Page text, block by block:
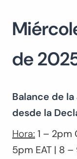
de
Balance de
desde la
Hora: 1 – 2pm
5pm EAT | 8 –